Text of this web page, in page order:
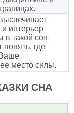
и интерьер
в такой сон
понять, где
место силы.
СНА